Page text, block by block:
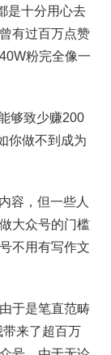
是十分用心去
有过百万点赞
粉完全像一
够致少赚200
你做不到成为
容，但一些人
大众号的门槛
不用有写作文
于是笔直范畴
来了超百万